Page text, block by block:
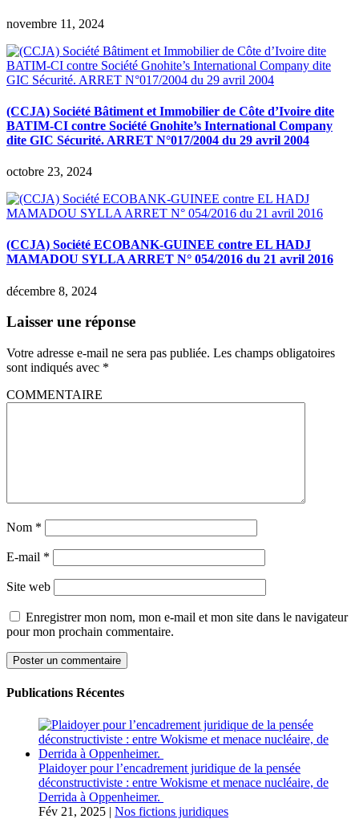
novembre 11, 2024
(CCJA) Société Bâtiment et Immobilier de Côte d’Ivoire dite
BATIM-CI contre Société Gnohite’s International Company
dite GIC Sécurité. ARRET N°017/2004 du 29 avril 2004
octobre 23, 2024
(CCJA) Société ECOBANK-GUINEE contre EL HADJ
MAMADOU SYLLA ARRET N° 054/2016 du 21 avril 2016
décembre 8, 2024
Laisser une réponse
Votre adresse e-mail ne sera pas publiée. Les champs obligatoires
sont indiqués avec *
COMMENTAIRE
Nom *
E-mail *
Site web
Enregistrer mon nom, mon e-mail et mon site dans le navigateur
pour mon prochain commentaire.
Publications Récentes
Plaidoyer pour l’encadrement juridique de la pensée
déconstructiviste : entre Wokisme et menace nucléaire, de
Derrida à Oppenheimer.
Fév 21, 2025 | Nos fictions juridiques